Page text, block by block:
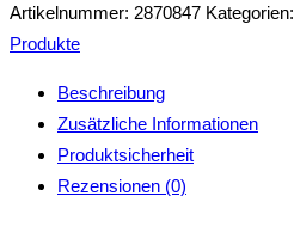
Menge
Artikelnummer: 2870847 Kategorien:
Produkte
Beschreibung
Zusätzliche Informationen
Produktsicherheit
Rezensionen (0)